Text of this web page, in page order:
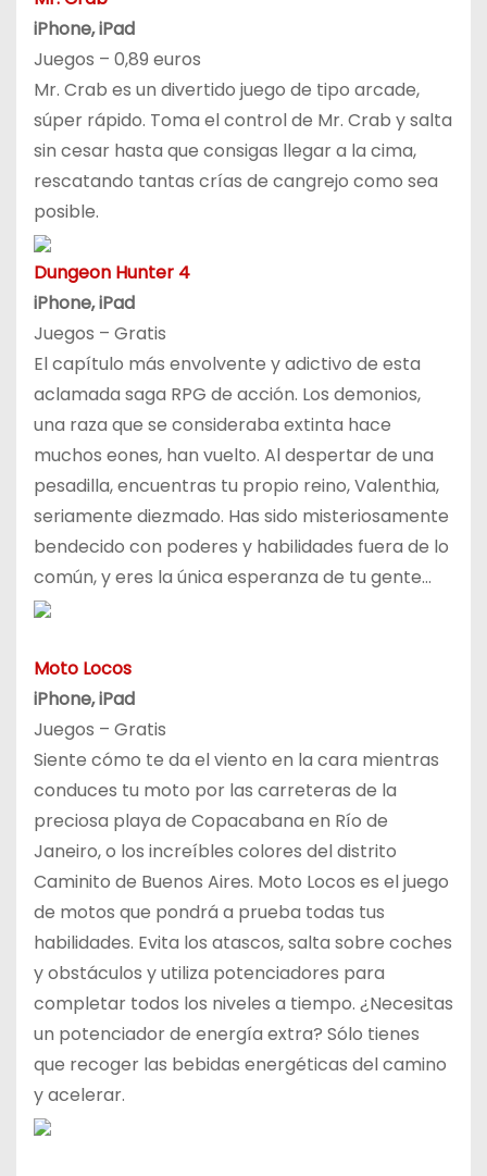
iPhone, iPad
Juegos – 0,89 euros
Mr. Crab es un divertido juego de tipo arcade,
súper rápido. Toma el control de Mr. Crab y salta
sin cesar hasta que consigas llegar a la cima,
rescatando tantas crías de cangrejo como sea
posible.
Dungeon Hunter 4
iPhone, iPad
Juegos – Gratis
El capítulo más envolvente y adictivo de esta
aclamada saga RPG de acción. Los demonios,
una raza que se consideraba extinta hace
muchos eones, han vuelto. Al despertar de una
pesadilla, encuentras tu propio reino, Valenthia,
seriamente diezmado. Has sido misteriosamente
bendecido con poderes y habilidades fuera de lo
común, y eres la única esperanza de tu gente…
Moto Locos
iPhone, iPad
Juegos – Gratis
Siente cómo te da el viento en la cara mientras
conduces tu moto por las carreteras de la
preciosa playa de Copacabana en Río de
Janeiro, o los increíbles colores del distrito
Caminito de Buenos Aires. Moto Locos es el juego
de motos que pondrá a prueba todas tus
habilidades. Evita los atascos, salta sobre coches
y obstáculos y utiliza potenciadores para
completar todos los niveles a tiempo. ¿Necesitas
un potenciador de energía extra? Sólo tienes
que recoger las bebidas energéticas del camino
y acelerar.